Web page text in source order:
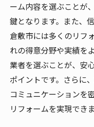
現代的なデ
ーム
倉敷市の文
伝統的な要
リフォーム
倉敷市での
合
ーム内容を選ぶことが
鍵となります。また、
倉敷市には多くのリフ
れの得意分野や実績を
業者を選ぶことが、安
ポイントです。さらに
コミュニケーションを
リフォームを実現できま